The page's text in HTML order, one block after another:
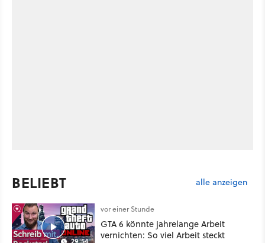
BELIEBT alle anzeigen
vor einer Stunde
GTA 6 könnte jahrelange Arbeit
vernichten: So viel Arbeit steckt